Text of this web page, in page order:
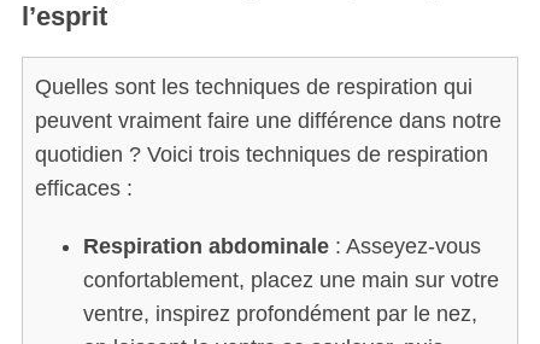
l’esprit
Quelles sont les techniques de respiration qui
peuvent vraiment faire une différence dans notre
quotidien ? Voici trois techniques de respiration
efficaces :
Respiration abdominale: Asseyez-vous
confortablement, placez une main sur votre
ventre, inspirez profondément par le nez,